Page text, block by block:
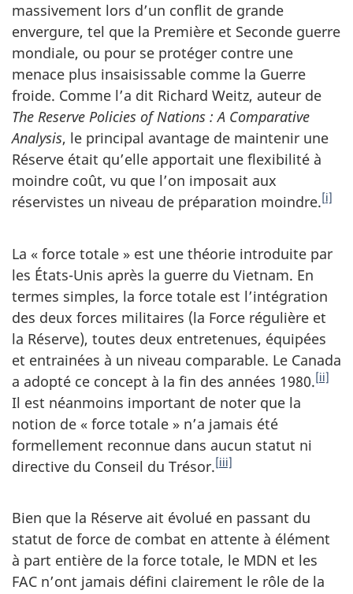
massivement lors d’un conflit de grande
envergure, tel que la Première et Seconde guerre
mondiale, ou pour se protéger contre une
menace plus insaisissable comme la Guerre
froide. Comme l’a dit Richard Weitz, auteur de
The Reserve Policies of Nations : A Comparative
Analysis, le principal avantage de maintenir une
Réserve était qu’elle apportait une flexibilité à
moindre coût, vu que l’on imposait aux
réservistes un niveau de préparation moindre.[i]
La « force totale » est une théorie introduite par
les États-Unis après la guerre du Vietnam. En
termes simples, la force totale est l’intégration
des deux forces militaires (la Force régulière et
la Réserve), toutes deux entretenues, équipées
et entrainées à un niveau comparable. Le Canada
a adopté ce concept à la fin des années 1980.[ii]
Il est néanmoins important de noter que la
notion de « force totale » n’a jamais été
formellement reconnue dans aucun statut ni
directive du Conseil du Trésor.[iii]
Bien que la Réserve ait évolué en passant du
statut de force de combat en attente à élément
à part entière de la force totale, le MDN et les
FAC n’ont jamais défini clairement le rôle de la